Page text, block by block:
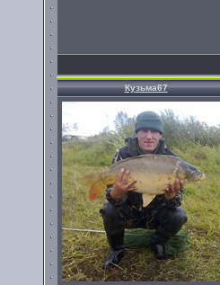
Кузьма67